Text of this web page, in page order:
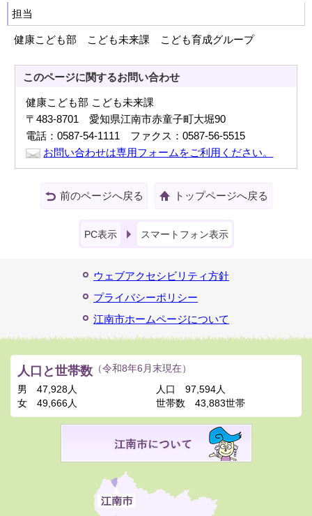
担当
健康こども部 こども未来課 こども育成グループ
このページに関するお問い合わせ
健康こども部 こども未来課
〒483-8701 愛知県江南市赤童子町大堀90
電話：0587-54-1111 ファクス：0587-56-5515
お問い合わせは専用フォームをご利用ください。
前のページへ戻る トップページへ戻る
PC表示 スマートフォン表示
ウェブアクセシビリティ方針
プライバシーポリシー
江南市ホームページについて
人口と世帯数 （令和8年6月末現在）
男
47,928人
女
49,666人
人口
97,594人
世帯数
43,883世帯